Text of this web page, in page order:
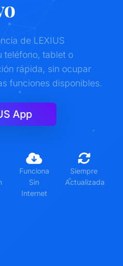
de LEXIUS
teléfono, tablet o
rápida, sin ocupar
funciones disponibles.
App
Funciona
Sin
Internet
Siempre
Actualizada